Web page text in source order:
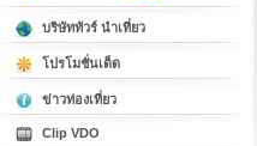
บริษัททัวร์ นำเที่ยว
โปรโมชั่นเด็ด
ข่าวท่องเที่ยว
Clip VDO